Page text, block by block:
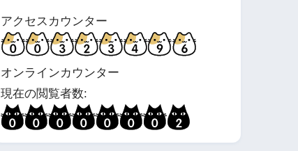
アクセスカウンター
オンラインカウンター
現在の閲覧者数: